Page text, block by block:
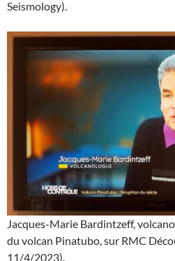
Seismology).
Jacques-Marie Bardintzeff,
du volcan Pinatubo, sur RMC
11/4/2023).